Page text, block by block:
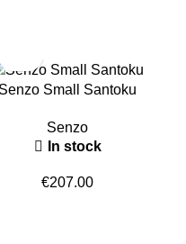
Senzo Small Santoku
Senzo
In stock
€207.00